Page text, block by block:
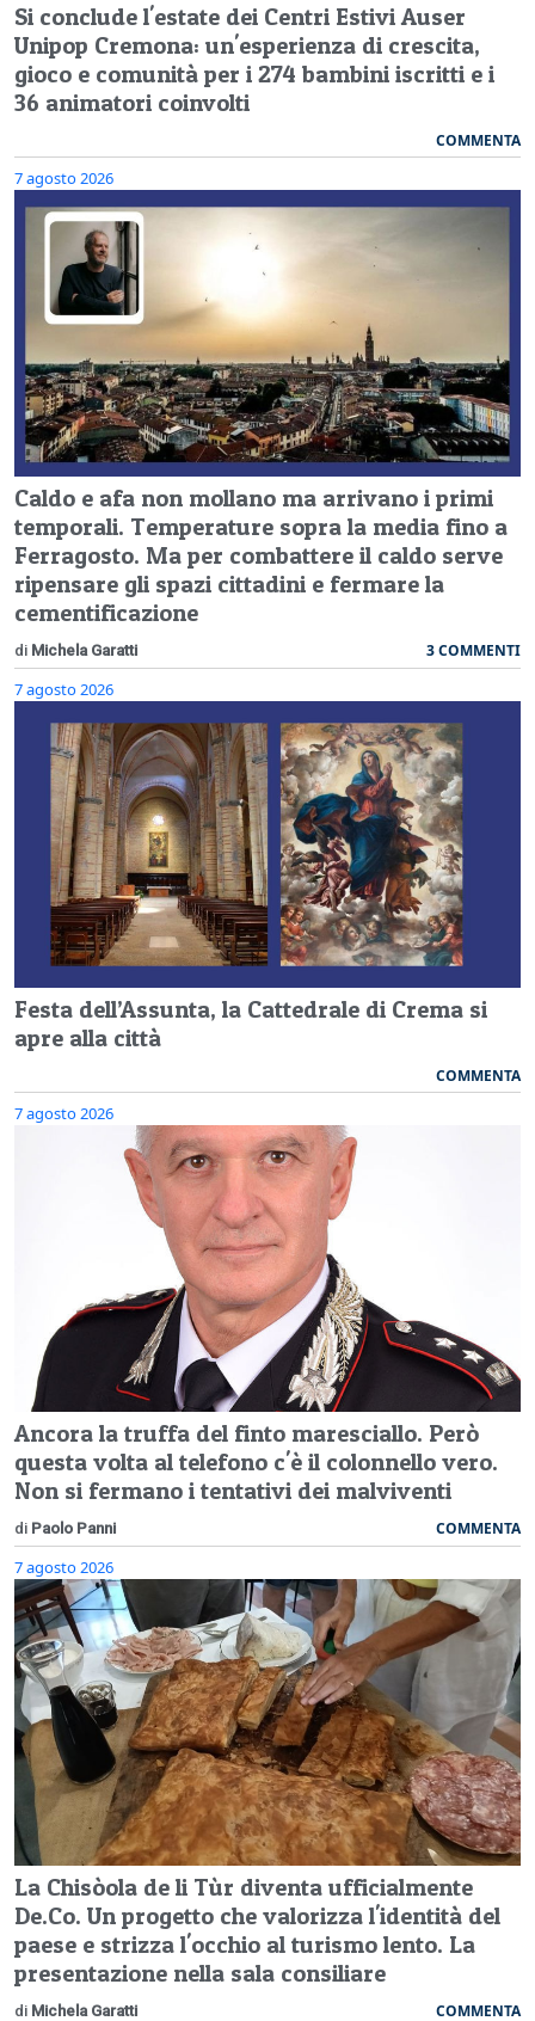
Si conclude l'estate dei Centri Estivi Auser
Unipop Cremona: un'esperienza di crescita,
gioco e comunità per i 274 bambini iscritti e i
36 animatori coinvolti
COMMENTA
7 agosto 2026
Caldo e afa non mollano ma arrivano i primi
temporali. Temperature sopra la media fino a
Ferragosto. Ma per combattere il caldo serve
ripensare gli spazi cittadini e fermare la
cementificazione
di Michela Garatti 3 COMMENTI
7 agosto 2026
Festa dell’Assunta, la Cattedrale di Crema si
apre alla città
COMMENTA
7 agosto 2026
Ancora la truffa del finto maresciallo. Però
questa volta al telefono c'è il colonnello vero.
Non si fermano i tentativi dei malviventi
di Paolo Panni COMMENTA
7 agosto 2026
La Chisòola de li Tùr diventa ufficialmente
De.Co. Un progetto che valorizza l'identità del
paese e strizza l'occhio al turismo lento. La
presentazione nella sala consiliare
di Michela Garatti COMMENTA